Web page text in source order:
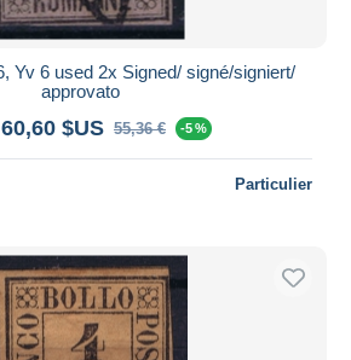
Yv 6 used 2x Signed/ signé/signiert/
approvato
$US 55,36 € -5 %
Particulier